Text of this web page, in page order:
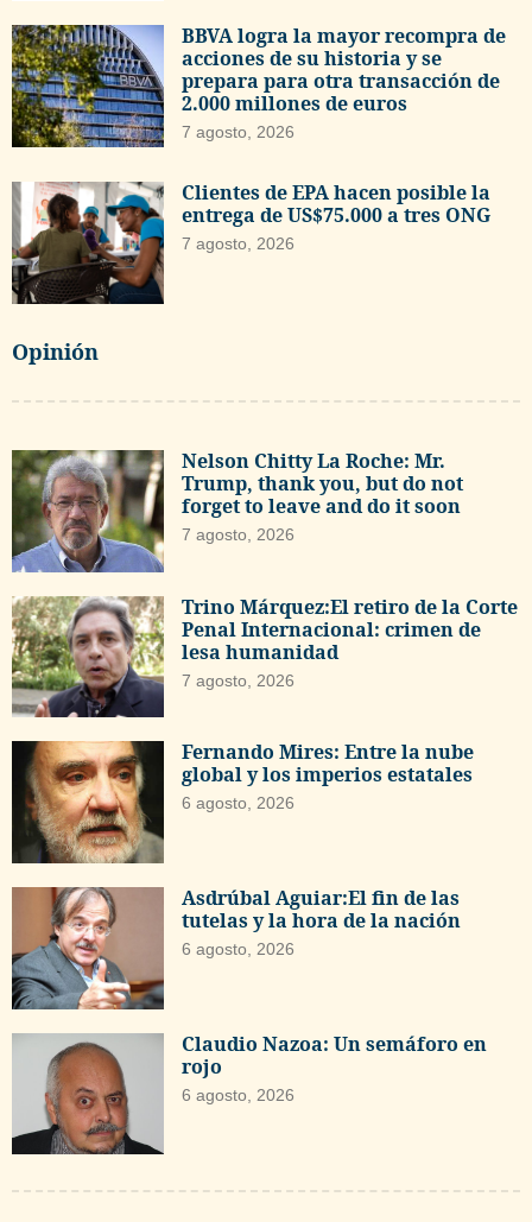
BBVA logra la mayor recompra de
acciones de su historia y se
prepara para otra transacción de
2.000 millones de euros
7 agosto, 2026
Clientes de EPA hacen posible la
entrega de US$75.000 a tres ONG
7 agosto, 2026
Opinión
Nelson Chitty La Roche: Mr.
Trump, thank you, but do not
forget to leave and do it soon
7 agosto, 2026
Trino Márquez:El retiro de la Corte
Penal Internacional: crimen de
lesa humanidad
7 agosto, 2026
Fernando Mires: Entre la nube
global y los imperios estatales
6 agosto, 2026
Asdrúbal Aguiar:El fin de las
tutelas y la hora de la nación
6 agosto, 2026
Claudio Nazoa: Un semáforo en
rojo
6 agosto, 2026